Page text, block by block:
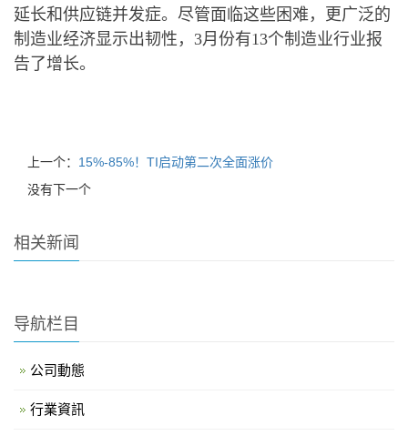
延长和供应链并发症。尽管面临这些困难，更广泛的
制造业经济显示出韧性，3月份有13个制造业行业报
告了增长。
上一个： 15%-85%！TI启动第二次全面涨价
没有下一个
相关新闻
导航栏目
公司動態
行業資訊